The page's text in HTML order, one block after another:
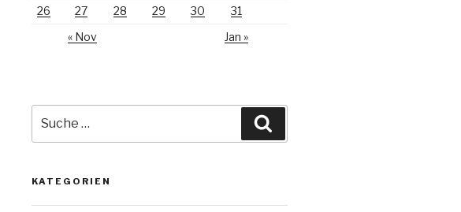
26
27 28 29 30
31
« Nov
Jan »
nach:
KATEGORIEN